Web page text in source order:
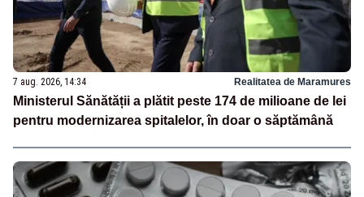
7 aug. 2026, 14:34 Realitatea de Maramures
Ministerul Sănătății a plătit peste 174 de milioane de lei
pentru modernizarea spitalelor, în doar o săptămână